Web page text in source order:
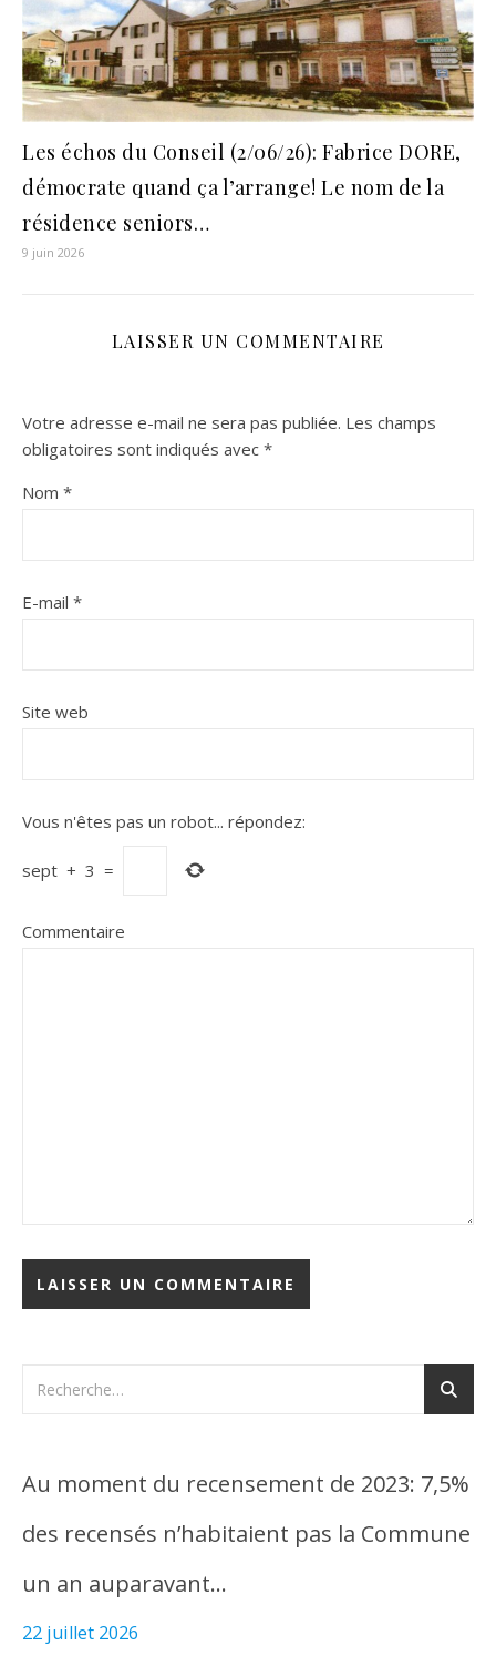
Les échos du Conseil (2/06/26): Fabrice DORE,
démocrate quand ça l’arrange! Le nom de la
résidence seniors…
9 juin 2026
LAISSER UN COMMENTAIRE
Votre adresse e-mail ne sera pas publiée. Les champs
obligatoires sont indiqués avec *
Nom *
E-mail *
Site web
Vous n'êtes pas un robot... répondez:
sept + 3 =
Commentaire
Au moment du recensement de 2023: 7,5%
des recensés n’habitaient pas la Commune
un an auparavant…
22 juillet 2026